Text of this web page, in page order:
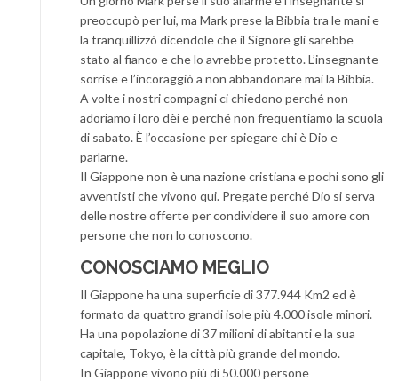
preoccupò per lui, ma Mark prese la Bibbia tra le mani e
la tranquillizzò dicendole che il Signore gli sarebbe
stato al fianco e che lo avrebbe protetto. L’insegnante
sorrise e l’incoraggiò a non abbandonare mai la Bibbia.
A volte i nostri compagni ci chiedono perché non
adoriamo i loro dèi e perché non frequentiamo la scuola
di sabato. È l’occasione per spiegare chi è Dio e
parlarne.
Il Giappone non è una nazione cristiana e pochi sono gli
avventisti che vivono qui. Pregate perché Dio si serva
delle nostre offerte per condividere il suo amore con
persone che non lo conoscono.
CONOSCIAMO MEGLIO
Il Giappone ha una superficie di 377.944 Km2 ed è
formato da quattro grandi isole più 4.000 isole minori.
Ha una popolazione di 37 milioni di abitanti e la sua
capitale, Tokyo, è la città più grande del mondo.
In Giappone vivono più di 50.000 persone